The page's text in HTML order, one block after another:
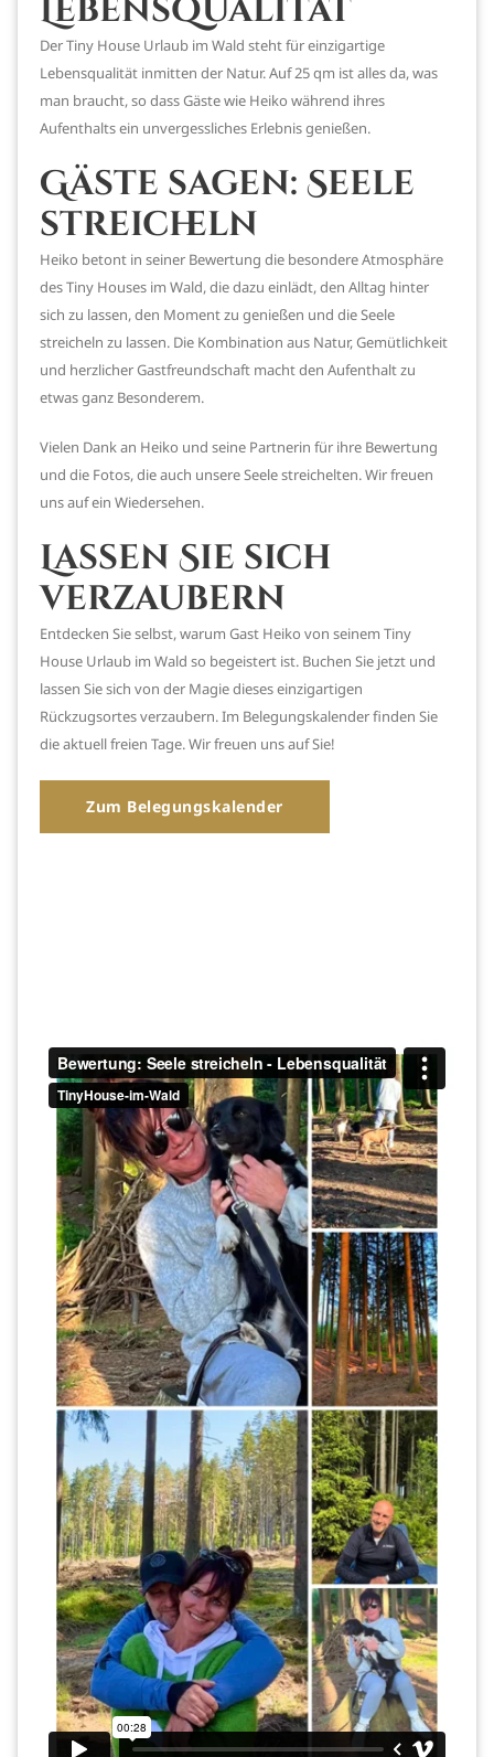
Lebensqualität
Der Tiny House Urlaub im Wald steht für einzigartige
Lebensqualität inmitten der Natur. Auf 25 qm ist alles da, was
man braucht, so dass Gäste wie Heiko während ihres
Aufenthalts ein unvergessliches Erlebnis genießen.
Gäste sagen: Seele
streicheln
Heiko betont in seiner Bewertung die besondere Atmosphäre
des Tiny Houses im Wald, die dazu einlädt, den Alltag hinter
sich zu lassen, den Moment zu genießen und die Seele
streicheln zu lassen. Die Kombination aus Natur, Gemütlichkeit
und herzlicher Gastfreundschaft macht den Aufenthalt zu
etwas ganz Besonderem.
Vielen Dank an Heiko und seine Partnerin für ihre Bewertung
und die Fotos, die auch unsere Seele streichelten. Wir freuen
uns auf ein Wiedersehen.
Lassen Sie sich
verzaubern
Entdecken Sie selbst, warum Gast Heiko von seinem Tiny
House Urlaub im Wald so begeistert ist. Buchen Sie jetzt und
lassen Sie sich von der Magie dieses einzigartigen
Rückzugsortes verzaubern. Im Belegungskalender finden Sie
die aktuell freien Tage. Wir freuen uns auf Sie!
Zum Belegungskalender